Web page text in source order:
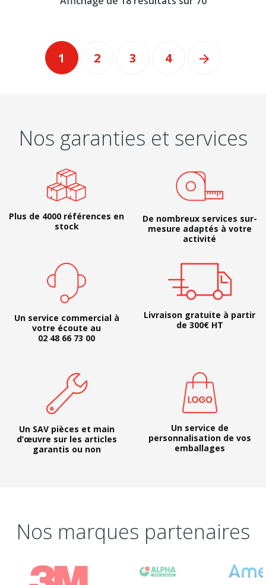
1 2 3 4 
Nos garanties et services
Plus de 4000 références en
stock
De nombreux services sur-
mesure adaptés à votre
activité
Un service commercial à
votre écoute au
02 48 66 73 00
Livraison gratuite à partir
de 300€ HT
Un SAV pièces et main
d’œuvre sur les articles
garantis ou non
Un service de
personnalisation de vos
emballages
Nos marques partenaires